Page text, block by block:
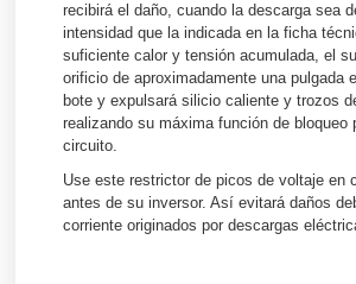
recibirá el daño, cuando la descarga sea
intensidad que la indicada en la ficha
suficiente calor y tensión acumulada, el
orificio de aproximadamente una pulgada
bote y expulsará silicio caliente y trozos
realizando su máxima función de bloqueo
circuito.
Use este restrictor de picos de voltaje en
antes de su inversor. Así evitará daños
corriente originados por descargas